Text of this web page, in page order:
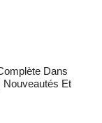
Dans
Nouveautés Et